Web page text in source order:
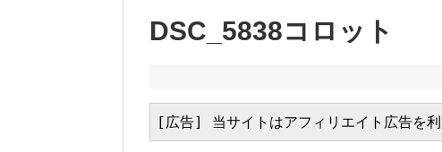
DSC_5838コロット
[広告] 当サイトはアフィリエイト広告を利